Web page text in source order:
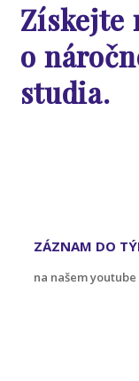
Získejte
o
studia.
ZÁZNAM DO
na našem youtube